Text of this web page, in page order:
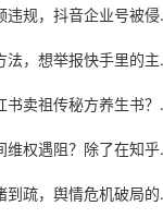
号被侵权？手把手教你高效举报维权
里的主播，别让孤勇者的心血白费
书？先搞清是否违法再学如何举报
在知乎上求救，你还可以走这三步棋
局的核心不是删帖，而是情感共振